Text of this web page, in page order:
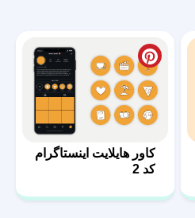
کاور هایلایت اینستاگرام
کد 2